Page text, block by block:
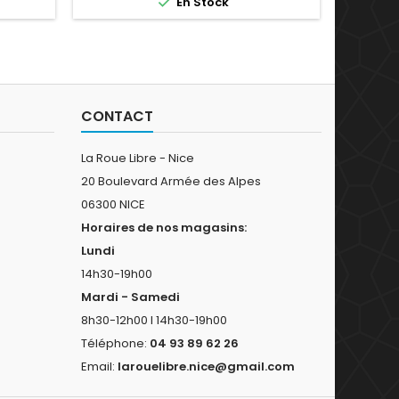
qui épouse la morphologie du visage.
Le grand verre, les plaquettes de nez
CONTACT
La Roue Libre - Nice
20 Boulevard Armée des Alpes
06300 NICE
Horaires de nos magasins:
Lundi
14h30-19h00
Mardi - Samedi
8h30-12h00 I 14h30-19h00
Téléphone: 04 93 89 62 26
Email: larouelibre.nice@gmail.com